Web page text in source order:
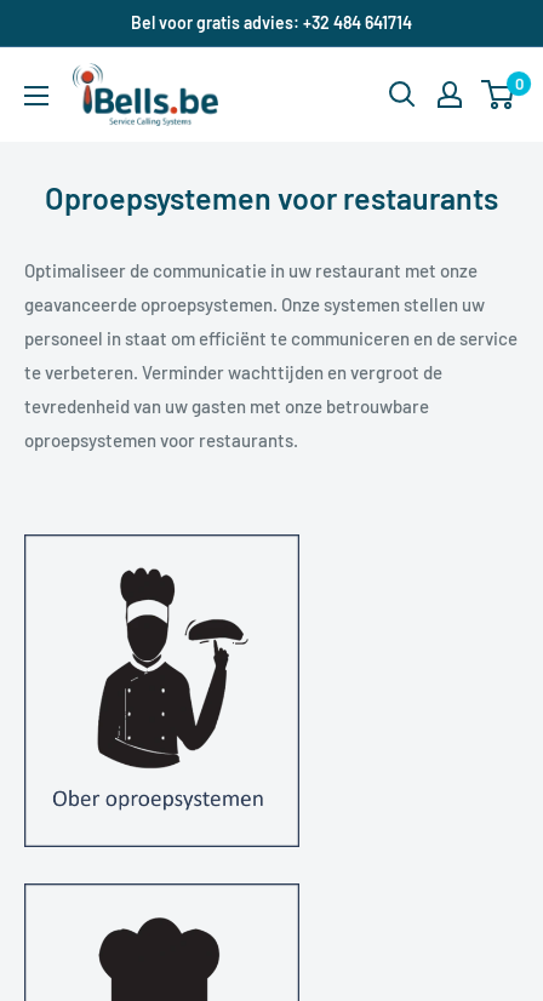
naar
artikel
Bel voor gratis advies: +32 484 641714
ibells.be 0
Oproepsystemen voor restaurants
Optimaliseer de communicatie in uw restaurant met onze
geavanceerde oproepsystemen. Onze systemen stellen uw
personeel in staat om efficiënt te communiceren en de service
te verbeteren. Verminder wachttijden en vergroot de
tevredenheid van uw gasten met onze betrouwbare
oproepsystemen voor restaurants.